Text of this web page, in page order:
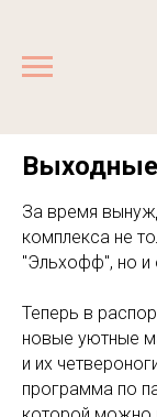
За время
комплекса не
"Эльхофф", но и
Теперь в
новые уютные
и их
программа по